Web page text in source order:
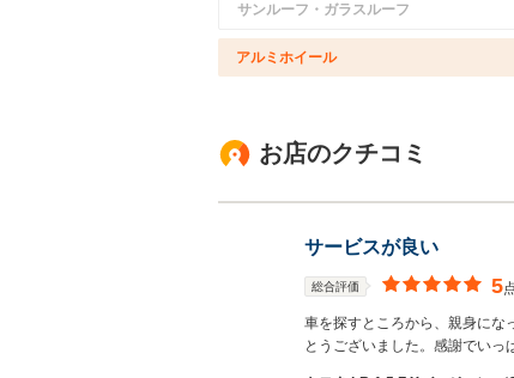
サンルーフ・ガラスルーフ
アルミホイール
お店のクチコミ
サービスが良い
総合評価 5
車を探すところから、親身にな
とうございました。感謝でいっ